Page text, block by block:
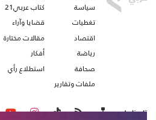
سياسة
تغطيات
اقتصاد
رياضة
صحافة
ملفات وتقارير
كتاب عربي21
قضايا وآراء
مقالات مختارة
أفكار
استطلاع رأي
تابعنا على